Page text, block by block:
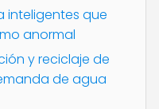
inteligentes que
anormal
y reciclaje de
de agua